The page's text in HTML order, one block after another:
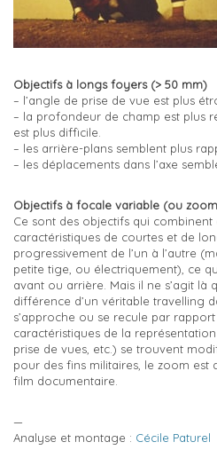
Objectifs à longs foyers (> 50 mm)
– l’angle de prise de vue est plus
– la profondeur de champ est plus
est plus difficile.
– les arrière-plans semblent plus
– les déplacements dans l’axe
Objectifs à focale variable (ou
Ce sont des objectifs qui
caractéristiques de courtes et de
progressivement de l’un à l’autre
petite tige, ou électriquement), ce
avant ou arrière. Mais il ne s’agit là
différence d’un véritable travelling
s’approche ou se recule par
caractéristiques de la
prise de vues, etc.) se trouvent
pour des fins militaires, le zoom est
film documentaire.
—
Analyse et montage : Cécile Paturel